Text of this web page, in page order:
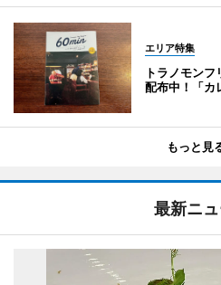
エリア特集
トラノモン
配布中！「カ
もっと見
最新ニ